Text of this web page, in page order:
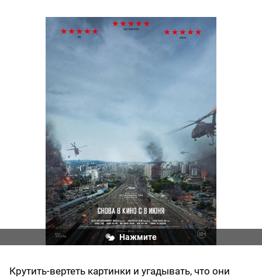
Нажмите
Крутить-вертеть картинки и угадывать, что они